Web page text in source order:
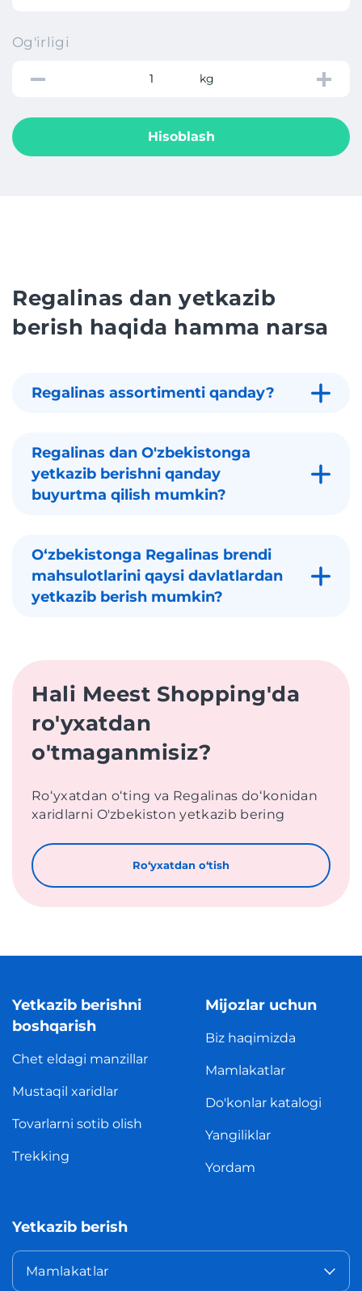
Og'irligi
kg
Hisoblash
Regalinas dan yetkazib
berish haqida hamma narsa
Regalinas assortimenti qanday?
Regalinas dan O'zbekistonga
yetkazib berishni qanday
buyurtma qilish mumkin?
Oʻzbekistonga Regalinas brendi
mahsulotlarini qaysi davlatlardan
yetkazib berish mumkin?
Hali Meest Shopping'da
ro'yxatdan
o'tmaganmisiz?
Roʻyxatdan oʻting va Regalinas doʻkonidan
xaridlarni O'zbekiston yetkazib bering
Roʻyxatdan oʻtish
Yetkazib berishni
boshqarish
Chet eldagi manzillar
Mustaqil xaridlar
Tovarlarni sotib olish
Trekking
Mijozlar uchun
Biz haqimizda
Mamlakatlar
Do'konlar katalogi
Yangiliklar
Yordam
Yetkazib berish
Mamlakatlar